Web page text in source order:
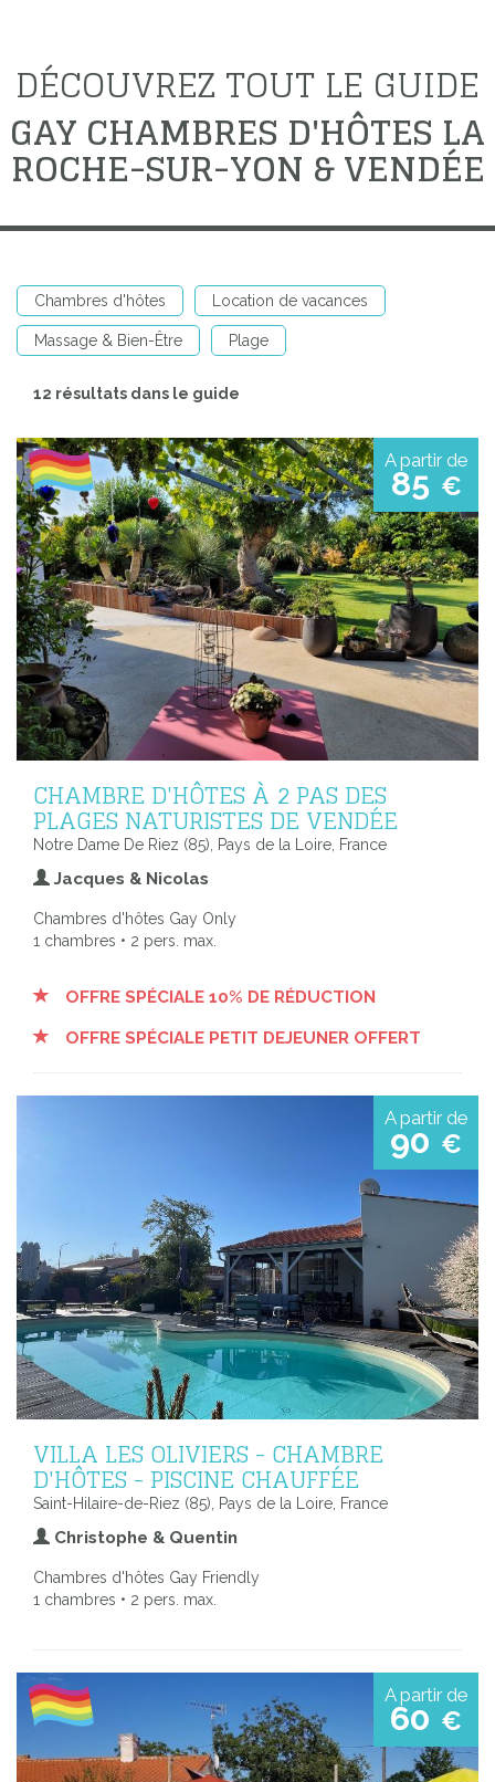
DÉCOUVREZ TOUT LE GUIDE
GAY CHAMBRES D'HÔTES LA
ROCHE-SUR-YON & VENDÉE
Chambres d'hôtes Location de vacances
Massage & Bien-Être Plage
12 résultats dans le guide
A partir de
85 €
CHAMBRE D'HÔTES À 2 PAS DES
PLAGES NATURISTES DE VENDÉE
Notre Dame De Riez (85), Pays de la Loire, France
Jacques & Nicolas
Chambres d'hôtes Gay Only
1 chambres • 2 pers. max.
OFFRE SPÉCIALE 10% DE RÉDUCTION
OFFRE SPÉCIALE PETIT DEJEUNER OFFERT
A partir de
90 €
VILLA LES OLIVIERS - CHAMBRE
D'HÔTES - PISCINE CHAUFFÉE
Saint-Hilaire-de-Riez (85), Pays de la Loire, France
Christophe & Quentin
Chambres d'hôtes Gay Friendly
1 chambres • 2 pers. max.
A partir de
60 €